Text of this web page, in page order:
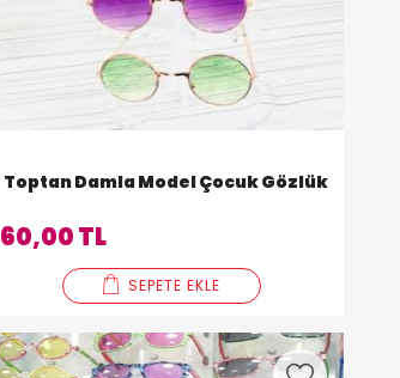
Toptan Damla Model Çocuk Gözlük
60,00 TL
SEPETE EKLE